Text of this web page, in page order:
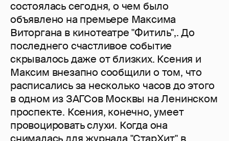
состоялась сегодня, о чем было
объявлено на премьере Максима
Виторгана в кинотеатре "Фитиль",. До
последнего счастливое событие
скрывалось даже от близких. Ксения и
Максим внезапно сообщили о том, что
расписались за несколько часов до этого
в одном из ЗАГСов Москвы на Ленинском
проспекте. Ксения, конечно, умеет
провоцировать слухи. Когда она